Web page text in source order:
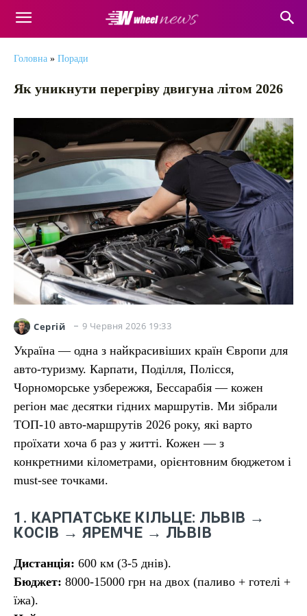
Головна » Поради
Як уникнути перегріву двигуна літом 2026
Сергій 9 Червня 2026 19:33
Україна — одна з найкрасивіших країн Європи для
авто-туризму. Карпати, Поділля, Полісся,
Чорноморське узбережжя, Бессарабія — кожен
регіон має десятки гідних маршрутів. Ми зібрали
ТОП-10 авто-маршрутів 2026 року, які варто
проїхати хоча б раз у житті. Кожен — з
конкретними кілометрами, орієнтовним бюджетом і
must-see точками.
1. КАРПАТСЬКЕ КІЛЬЦЕ: ЛЬВІВ →
КОСІВ → ЯРЕМЧЕ → ЛЬВІВ
Дистанція: 600 км (3-5 днів).
Бюджет: 8000-15000 грн на двох (паливо + готелі +
їжа).